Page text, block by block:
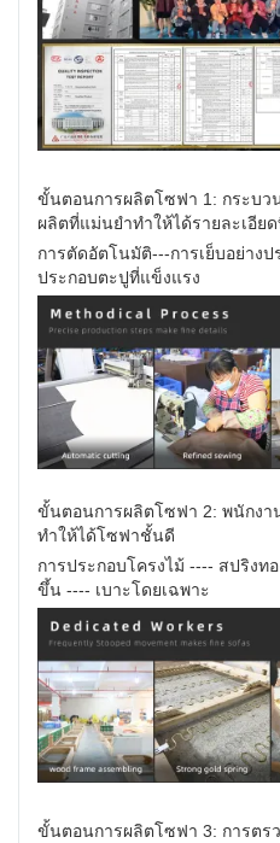
ขั้นตอนการผลิตโซฟา 1: กระบว
ผลิตที่แม่นยำทำให้ได้รายละเอีย
การตัดอัตโนมัติ---การเย็บอย่าง
ประกอบตะปูที่แข็งแรง
ขั้นตอนการผลิตโซฟา 2: พนักงา
ทำให้ได้โซฟาชั้นดี
การประกอบโครงไม้ ---- สปริงท
ขึ้น ---- เบาะโดยเฉพาะ
ขั้นตอนการผลิตโซฟา 3: การตร